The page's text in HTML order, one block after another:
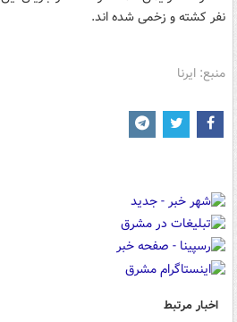
نفر کشته و زخمی شده اند.
منبع: ایرنا
اخبار مرتبط